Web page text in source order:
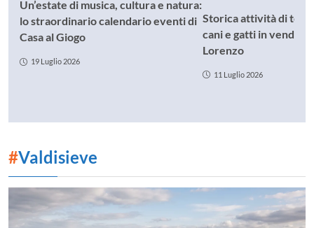
Un’estate di musica, cultura e natura:
lo straordinario calendario eventi di
Casa al Giogo
19 Luglio 2026
Storica attività di
cani e gatti in vendita
Lorenzo
11 Luglio 2026
#Valdisieve